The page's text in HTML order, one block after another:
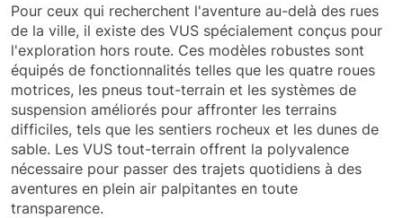
Pour ceux qui recherchent l'aventure au-delà des rues
de la ville, il existe des VUS spécialement conçus pour
l'exploration hors route. Ces modèles robustes sont
équipés de fonctionnalités telles que les quatre roues
motrices, les pneus tout-terrain et les systèmes de
suspension améliorés pour affronter les terrains
difficiles, tels que les sentiers rocheux et les dunes de
sable. Les VUS tout-terrain offrent la polyvalence
nécessaire pour passer des trajets quotidiens à des
aventures en plein air palpitantes en toute
transparence.